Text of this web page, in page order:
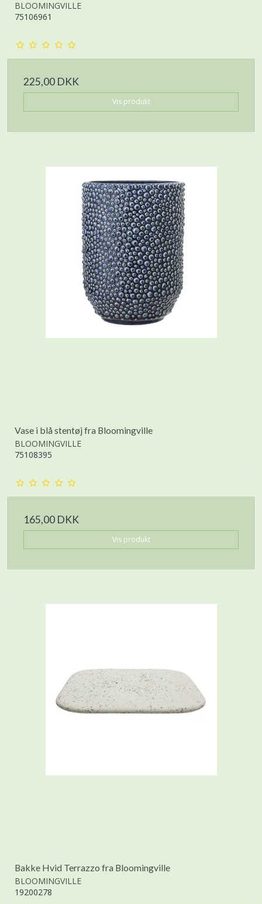
BLOOMINGVILLE
75106961
225,00 DKK
Vis produkt
Vase i blå stentøj fra Bloomingville
BLOOMINGVILLE
75108395
165,00 DKK
Vis produkt
Bakke Hvid Terrazzo fra Bloomingville
BLOOMINGVILLE
19200278